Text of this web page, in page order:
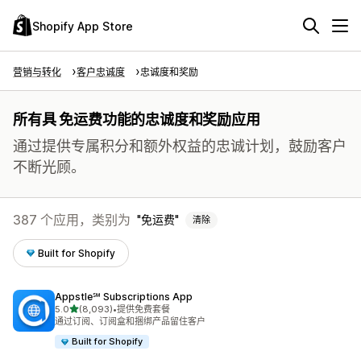
Shopify App Store
营销与转化 客户忠诚度 忠诚度和奖励
所有具 免运费功能的忠诚度和奖励应用
通过提供专属积分和额外权益的忠诚计划，鼓励客户
不断光顾。
387 个应用，类别为 免运费 清除
Built for Shopify
Appstle℠ Subscriptions App
5.0星（满分 5 星）
(8,093)
总共 8093 条评论
•提供免费套餐
通过订阅、订阅盒和捆绑产品留住客户
Built for Shopify